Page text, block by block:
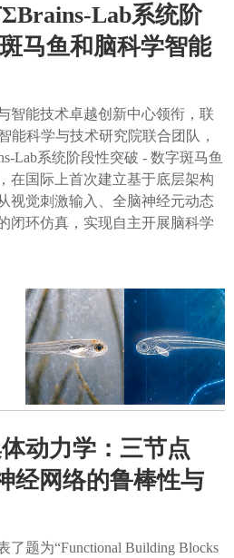
Lab系统阶
马鱼和脑科学智能
智能技术卓越创新中心领衔，联
能科学与技术研究院联合团队，
Lab系统阶段性突破 - 数字斑马鱼
在国际上首次建立基于底层架构
视觉刺激输入、全脑神经元动态
闭环仿真，实现自主开展脑科学
动力学：三节点
经网络的鲁棒性与
题为“Functional Building Blocks